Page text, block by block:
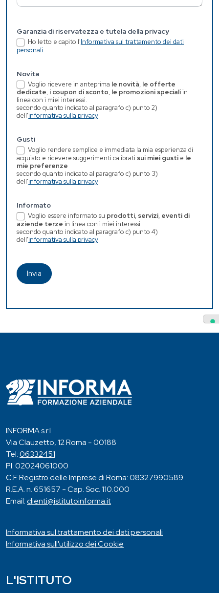
Garanzia di riservatezza e tutela della privacy
Ho letto e capito l'Informativa sul trattamento dei dati
personali
Novita
Voglio ricevere in anteprima le novità, le offerte
dedicate, i coupon di sconto, le promozioni specialiin
linea con i miei interessi.
secondo quanto indicato al paragrafo c) punto 2)
dell'informativa sulla privacy
Gusti
Voglio rendere semplice e immediata la mia esperienza di
acquisto e ricevere suggerimenti calibrati sui miei gusti e le
mie preferenze
secondo quanto indicato al paragrafo c) punto 3)
dell'informativa sulla privacy
Informato
Voglio essere informato su prodotti, servizi, eventi di
aziende terze in linea con i miei interessi
secondo quanto indicato al paragrafo c) punto 4)
dell'informativa sulla privacy
Invia
INFORMA s.r.l
Via Clauzetto, 12 Roma - 00188
Tel:06332451
P.I. 02024061000
C.F. Registro delle Imprese di Roma: 08327990589
R.E.A. n. 651657 - Cap. Soc. 110.000
Email:clienti@istitutoinforma.it
Informativa sul trattamento dei dati personali
Informativa sull'utilizzo dei Cookie
L'ISTITUTO